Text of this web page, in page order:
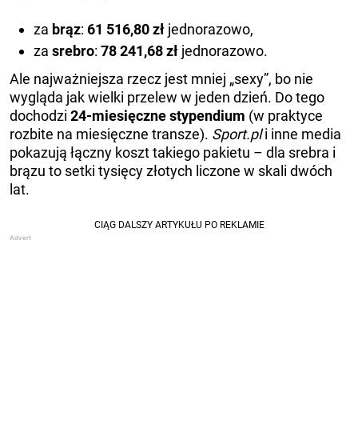
za brąz: 61 516,80 zł jednorazowo,
za srebro: 78 241,68 zł jednorazowo.
Ale najważniejsza rzecz jest mniej „sexy”, bo nie
wygląda jak wielki przelew w jeden dzień. Do tego
dochodzi 24-miesięczne stypendium (w praktyce
rozbite na miesięczne transze). Sport.pli inne media
pokazują łączny koszt takiego pakietu – dla srebra i
brązu to setki tysięcy złotych liczone w skali dwóch
lat.